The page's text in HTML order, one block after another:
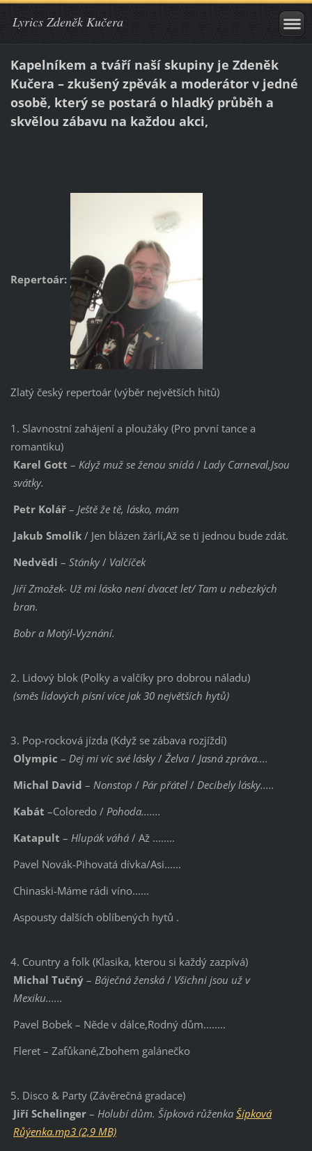
Lyrics Zdeněk Kučera
Kapelníkem a tváří naší skupiny je Zdeněk
Kučera – zkušený zpěvák a moderátor v jedné
osobě, který se postará o hladký průběh a
skvělou zábavu na každou akci,
Repertoár:
Zlatý český repertoár (výběr největších hitů)
1. Slavnostní zahájení a ploužáky (Pro první tance a
romantiku)
Karel Gott – Když muž se ženou snídá/ Lady Carneval,Jsou
svátky.
Petr Kolář– Ještě že tě, lásko, mám
Jakub Smolík/ Jen blázen žárlí,Až se ti jednou bude zdát.
Nedvědi – Stánky/ Valčíček
Jiří Zmožek- Už mi lásko není dvacet let/ Tam u nebezkých
bran.
Bobr a Motýl-Vyznání.
2. Lidový blok (Polky a valčíky pro dobrou náladu)
(směs lidových písní více jak 30 největších hytů)
3. Pop-rocková jízda (Když se zábava rozjíždí)
Olympic – Dej mi víc své lásky/ Želva/ Jasná zpráva....
Michal David – Nonstop / Pár přátel/ Decibely lásky.....
Kabát –Coloredo / Pohoda.......
Katapult – Hlupák váhá/ Až ........
Pavel Novák-Pihovatá dívka/Asi......
Chinaski-Máme rádi víno......
Aspousty dalších oblíbených hytů .
4. Country a folk (Klasika, kterou si každý zazpívá)
Michal Tučný– Báječná ženská/ Všichni jsou už v
Mexiku......
Pavel Bobek – Něde v dálce,Rodný dům........
Fleret – Zafůkané,Zbohem galánečko
5. Disco & Party (Závěrečná gradace)
Jiří Schelinger– Holubí dům. Šípková růženka Šípková
Růýenka.mp3 (2,9 MB)